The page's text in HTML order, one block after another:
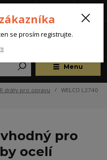
Menu
dráty pro opravu
WELCO L2740
vhodný pro
ocelí
se prosím registrujte.